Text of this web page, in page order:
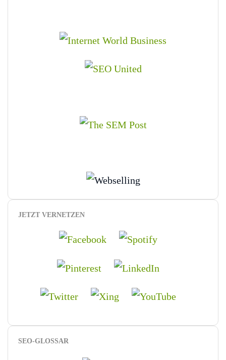
JETZT VERNETZEN
SEO-GLOSSAR